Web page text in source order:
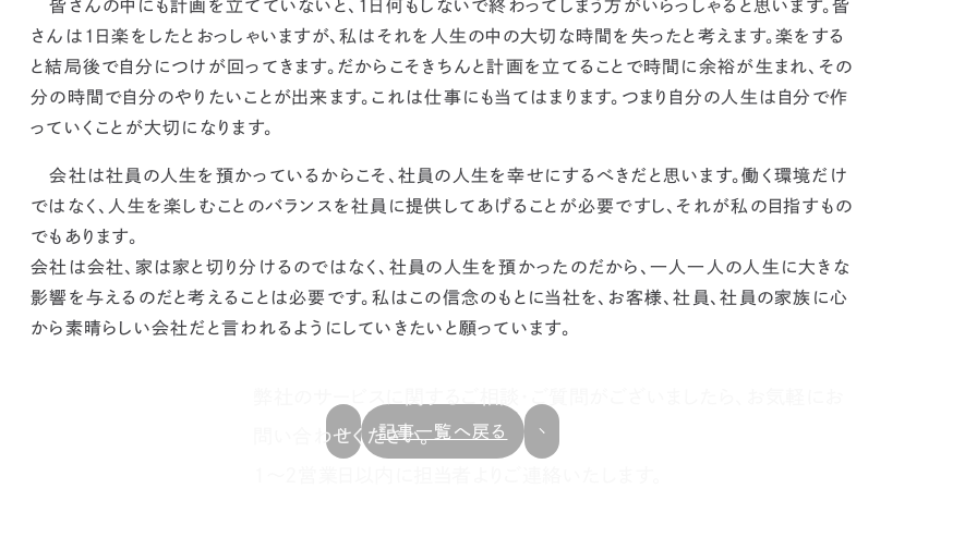
皆さんの中にも計画を立てていないと、1日何もしないで終わってしまう方がいらっしゃると思います。皆
さんは1日楽をしたとおっしゃいますが、私はそれを人生の中の大切な時間を失ったと考えます。楽をする
と結局後で自分につけが回ってきます。だからこそきちんと計画を立てることで時間に余裕が生まれ、その
分の時間で自分のやりたいことが出来ます。これは仕事にも当てはまります。 つまり自分の人生は自分で作
っていくことが大切になります。
会社は社員の人生を預かっているからこそ、社員の人生を幸せにするべきだと思います。働く環境だけ
ではなく、人生を楽しむことのバランスを社員に提供してあげることが必要ですし、それが私の目指すもの
でもあります。
会社は会社、家は家と切り分けるのではなく、社員の人生を預かったのだから、一人一人の人生に大きな
影響を与えるのだと考えることは必要です。 私はこの信念のもとに当社を、お客様、社員、社員の家族に心
から素晴らしい会社だと言われるようにしていきたいと願っています。
記事一覧へ戻る
問い合わせください。